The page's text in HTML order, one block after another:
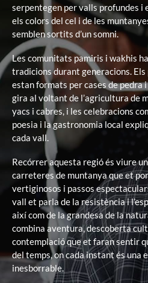
serpentegen per valls profundes i
els colors del cel i de les
semblen sortits d’un somni.
Les comunitats pamiris i wakhis
tradicions durant generacions.
estan formats per cases de pedra
gira al voltant de l’agricultura de
yacs i cabres, i les celebracions
poesia i la gastronomia local
cada vall.
Recórrer aquesta regió és viure
carreteres de muntanya que et
vertiginosos i passos
vall et parla de la resistència i
així com de la grandesa de la
combina aventura, descoberta
contemplació que et faran sentir
del temps, on cada instant és una
inesborrable.